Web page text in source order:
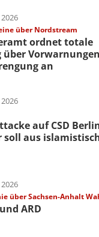
über Nordstream
ordnet totale
an
auf CSD
soll aus
über Sachsen-Anhalt
ARD